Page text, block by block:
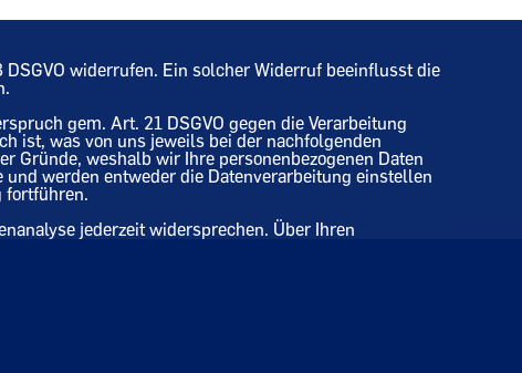
widerrufen. Ein solcher Widerruf beeinflusst die
gem. Art. 21 DSGVO gegen die Verarbeitung
ist, was von uns jeweils bei der nachfolgenden
weshalb wir Ihre personenbezogenen Daten
werden entweder die Datenverarbeitung einstellen
fortführen.
jederzeit widersprechen. Über Ihren